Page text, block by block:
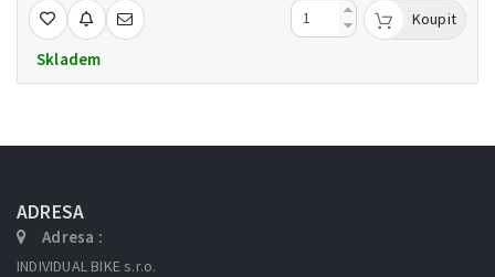
Skladem
Koupit
ADRESA
Adresa :
INDIVIDUAL BIKE s.r.o.